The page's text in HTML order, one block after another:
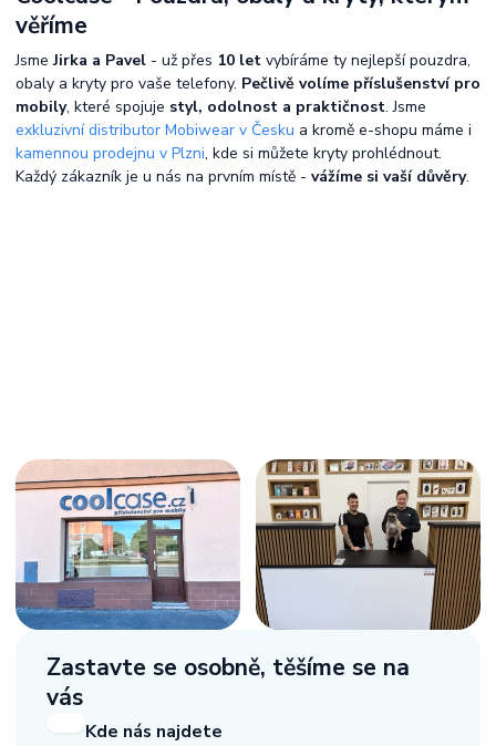
věříme
JsmeJirka a Pavel - už přes 10 let vybíráme ty nejlepší pouzdra,
obaly a kryty pro vaše telefony. Pečlivě volíme příslušenství pro
mobily, které spojuje styl, odolnost a praktičnost. Jsme
exkluzivní distributor Mobiwear v Česku a kromě e-shopu máme i
kamennou prodejnu v Plzni, kde si můžete kryty prohlédnout.
Každý zákazník je u nás na prvním místě - vážíme si vaší důvěry.
Zastavte se osobně, těšíme se na
vás
Kde nás najdete